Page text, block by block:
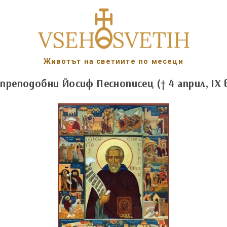
Животът на светиите по месеци
Йосиф Песнописец († 4 април, IX